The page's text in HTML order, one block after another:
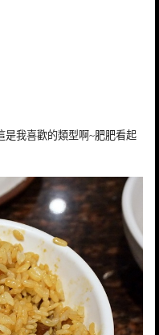
是我喜歡的類型啊~肥肥看起